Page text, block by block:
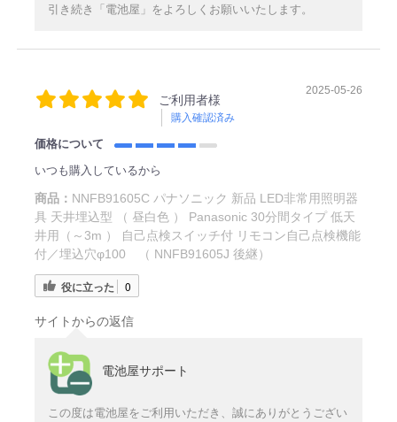
引き続き「電池屋」をよろしくお願いいたします。
ご利用者様
購入確認済み
2025-05-26
価格について
いつも購入しているから
商品： NNFB91605C パナソニック 新品 LED非常用照明器
具 天井埋込型 （ 昼白色 ） Panasonic 30分間タイプ 低天
井用（～3m ） 自己点検スイッチ付 リモコン自己点検機能
付／埋込穴φ100 （ NNFB91605J 後継）
役に立った 0
サイトからの返信
電池屋サポート
この度は電池屋をご利用いただき、誠にありがとうござい